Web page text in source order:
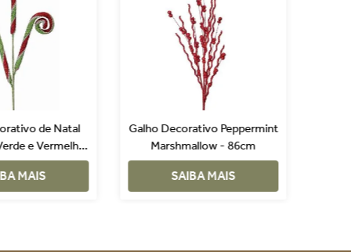
de Natal
e Vermelho
- 76cm
MAIS
Galho Decorativo Peppermint
Marshmallow - 86cm
SAIBA MAIS